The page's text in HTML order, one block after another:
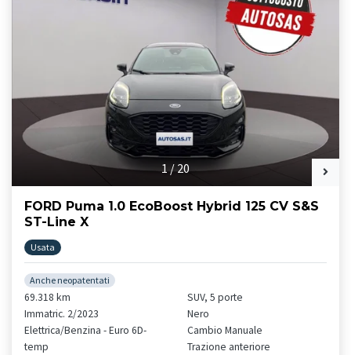
1/20
FORD Puma 1.0 EcoBoost Hybrid 125 CV S&S
ST-Line X
Usata
Anche neopatentati
69.318 km
Immatric. 2/2023
Elettrica/Benzina - Euro 6D-
temp
SUV, 5 porte
Nero
Cambio Manuale
Trazione anteriore